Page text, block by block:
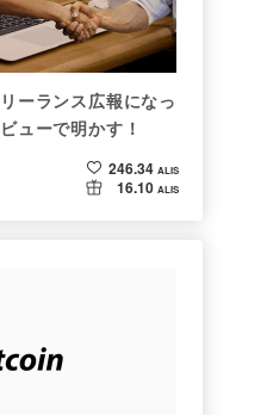
ーランス広報になっ
ューで明かす！
246.34 ALIS
16.10 ALIS